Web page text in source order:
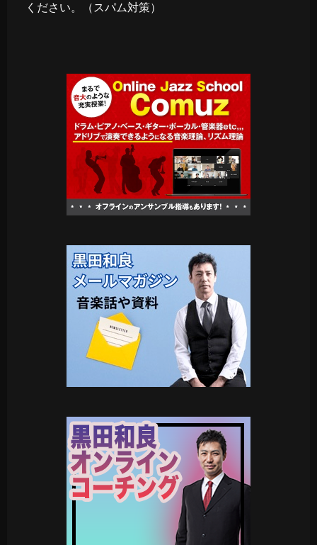
ください。（スパム対策）